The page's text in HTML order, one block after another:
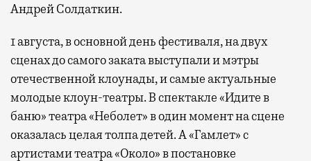
Андрей Солдаткин.
1 августа, в основной день фестиваля, на двух
сценах до самого заката выступали и мэтры
отечественной клоунады, и самые актуальные
молодые клоун-театры. В спектакле «Идите в
баню» театра «Неболет» в один момент на сцене
оказалась целая толпа детей. А «Гамлет» с
артистами театра «Около» в постановке